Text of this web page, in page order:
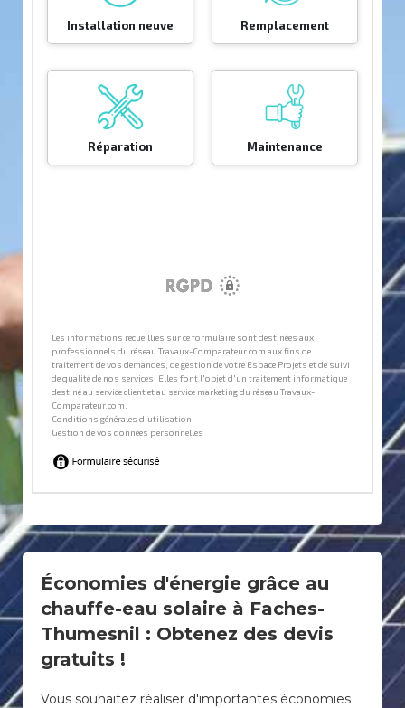
Économies d'énergie grâce au
chauffe-eau solaire à Faches-
Thumesnil : Obtenez des devis
gratuits !
Vous souhaitez réaliser d'importantes économies